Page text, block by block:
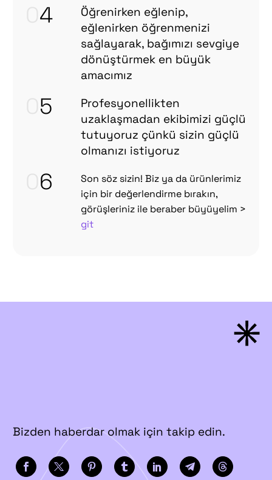
4
Öğrenirken eğlenip,
eğlenirken öğrenmenizi
sağlayarak, bağımızı sevgiye
dönüştürmek en büyük
amacımız
5
Profesyonellikten
uzaklaşmadan ekibimizi güçlü
tutuyoruz çünkü sizin güçlü
olmanızı istiyoruz
6
Son söz sizin! Biz ya da ürünlerimiz
için bir değerlendirme bırakın,
görüşleriniz ile beraber büyüyelim >
git
Bizden haberdar olmak için takip edin.